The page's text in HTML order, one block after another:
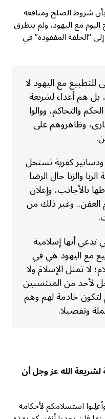
شروط الصلح ومنافعه
مع اليهود، ولم يتطرق
“الحلقة المفقودة” في
مع اليهود لا
بل هم أعداء لشريعة
والتحاكم، ووالوا
وظاهروهم على
كفرية تستحل
والزنا حال الرضا
بالأجانب، وإعلان
العفن.. وغير ذلك من
تدعي أنها إسلامية
مع اليهود هي في
لا تمثل الإسلامَ ولا
لأحد من المنتسبين
لتكون خادمة لهم وهم
وتفصيلا.
الله عز وجل أن
استسلامكم لأحكامه